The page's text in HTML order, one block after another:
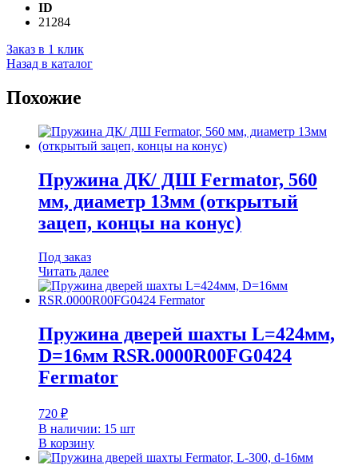
ID
21284
Заказ в 1 клик
Назад в каталог
Похожие
Пружина ДК/ ДШ Fermator, 560
мм, диаметр 13мм (открытый
зацеп, концы на конус)
Под заказ
Читать далее
Пружина дверей шахты L=424мм,
D=16мм RSR.0000R00FG0424
Fermator
720 ₽
В наличии: 15 шт
В корзину